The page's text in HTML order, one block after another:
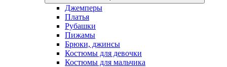
Джемперы
Платья
Рубашки
Пижамы
Брюки, джинсы
Костюмы для девочки
Костюмы для мальчика